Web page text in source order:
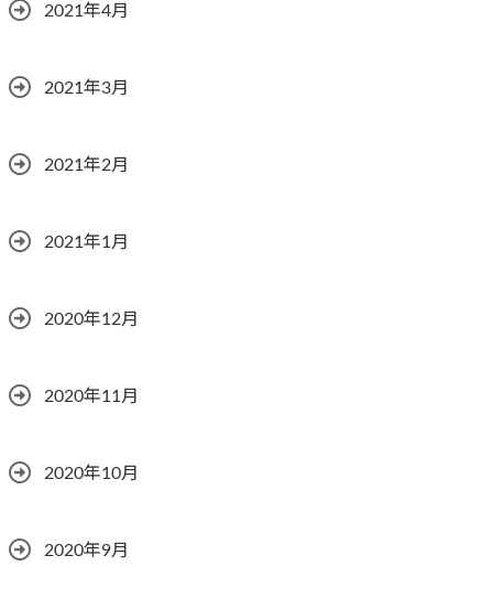
2021年4月
2021年3月
2021年2月
2021年1月
2020年12月
2020年11月
2020年10月
2020年9月